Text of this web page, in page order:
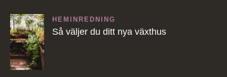
HEMINREDNING
Så väljer du ditt nya växthus